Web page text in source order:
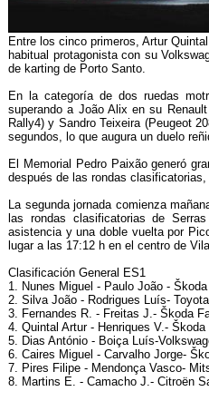
Entre los cinco primeros, Artur
habitual protagonista con su
de karting de Porto Santo.
En la categoría de dos ruedas
superando a João Alix en su
Rally4) y Sandro Teixeira (Peugeot
segundos, lo que augura un duelo
El Memorial Pedro Paixão generó
después de las rondas
La segunda jornada comienza
las rondas clasificatorias de
asistencia y una doble vuelta por
lugar a las 17:12 h en el centro de
Clasificación General ES1
1. Nunes Miguel - Paulo João -
2. Silva João - Rodrigues Luís-
3. Fernandes R. - Freitas J.- Škoda
4. Quintal Artur - Henriques V.-
5. Dias António - Boiça Luís-
6. Caires Miguel - Carvalho Jorge-
7. Pires Filipe - Mendonça Vasco-
8. Martins E. - Camacho J.- Citroën